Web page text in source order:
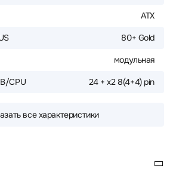
ATX
80+ Gold
модульная
CPU 24 + х2 8(4+4) pin
все характеристики